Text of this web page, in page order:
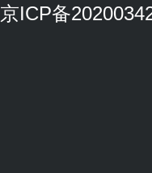
京ICP备